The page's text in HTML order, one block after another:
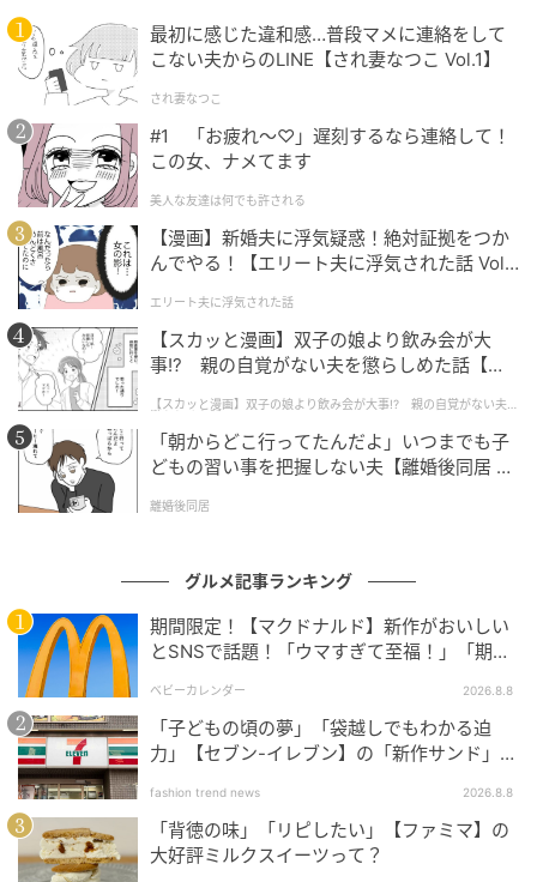
茶筒（40g2万1450円～）、珈琲缶（スプーン付き・100g4万700円～）
ところで、開化堂とは、文明開化の鐘が鳴る1875（明
治8）年、京都で創業した茶筒の専門工房＆ショップの
こと。職人が130もの工程を重ね、丹精込めて手づく
りする茶筒は、日本茶、紅茶、ハーブティーなどの茶
葉や珈琲豆を湿気から守る気密性の高さを誇り、使い
カフェの人気メニュー
最初に感じた違和感…普段マメに連絡をして
こない夫からのLINE【され妻なつこ Vol.1】
され妻なつこ
#1 「お疲れ〜♡」遅刻するなら連絡して！
この女、ナメてます
美人な友達は何でも許される
【漫画】新婚夫に浮気疑惑！絶対証拠をつか
んでやる！【エリート夫に浮気された話 Vol.
エリート夫に浮気された話
【スカッと漫画】双子の娘より飲み会が大
事!? 親の自覚がない夫を懲らしめた話【第1
【スカッと漫画】双子の娘より飲み会が大事!? 親の自覚がない夫を
懲らしめた話
「朝からどこ行ってたんだよ」いつまでも子
どもの習い事を把握しない夫【離婚後同居 Vo
離婚後同居
グルメ記事ランキング
期間限定！【マクドナルド】新作がおいしい
とSNSで話題！「ウマすぎて至福！」「期待
ベビーカレンダー 2026.8.8
「子どもの頃の夢」「袋越しでもわかる迫
力」【セブン-イレブン】の「新作サンド」に
fashion trend news 2026.8.8
「背徳の味」「リピしたい」【ファミマ】の
大好評ミルクスイーツって？